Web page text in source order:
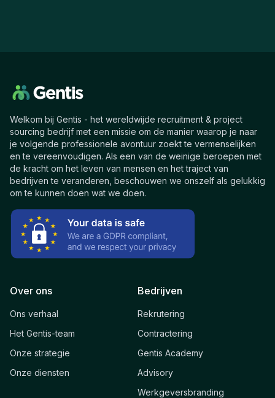
Welkom bij Gentis - het wereldwijde recruitment & project
sourcing bedrijf met een missie om de manier waarop je naar
je volgende professionele avontuur zoekt te vermenselijken
en te vereenvoudigen. Als een van de weinige beroepen met
de kracht om het leven van mensen en het traject van
bedrijven te veranderen, beschouwen we onszelf als gelukkig
om te kunnen doen wat we doen.
Over ons
Ons verhaal
Het Gentis-team
Onze strategie
Onze diensten
Bedrijven
Rekrutering
Contractering
Gentis Academy
Advisory
Werkgeversbranding